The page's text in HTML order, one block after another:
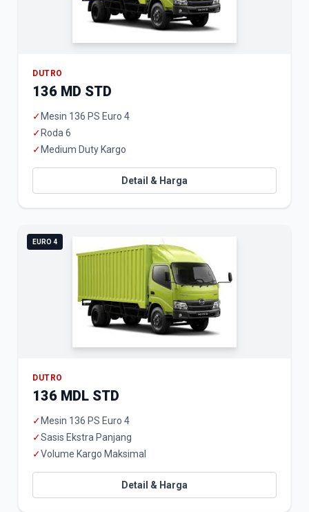
DUTRO
136 MD STD
✓ Mesin 136 PS Euro 4
✓ Roda 6
✓ Medium Duty Kargo
Detail & Harga
EURO 4
DUTRO
136 MDL STD
✓ Mesin 136 PS Euro 4
✓Sasis Ekstra Panjang
✓Volume Kargo Maksimal
Detail & Harga